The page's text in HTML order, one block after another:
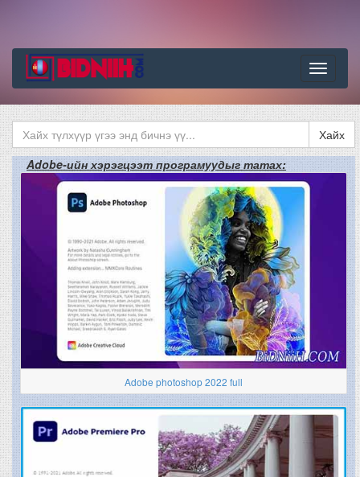
Цэс
Хайх
Adobe-ийн хэрэгцээт програмуудыг татах:
Adobe photoshop 2022 full